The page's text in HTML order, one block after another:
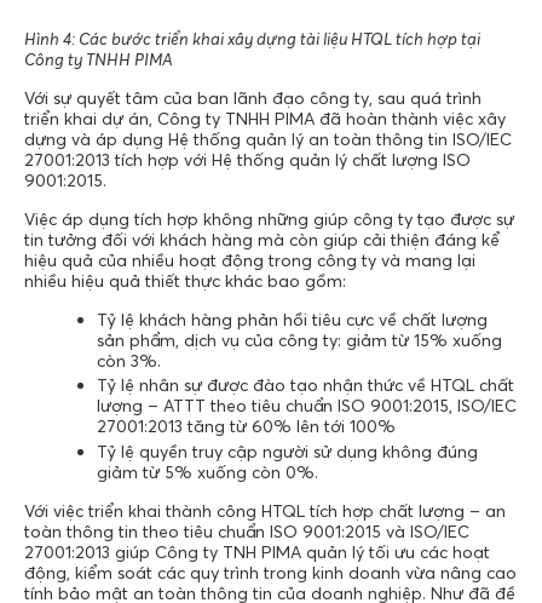
Hình 4: Các bước triển khai xây dựng tài liệu HTQL tích hợp tại
Công ty TNHH PIMA
Với sự quyết tâm của ban lãnh đạo công ty, sau quá trình
triển khai dự án, Công ty TNHH PIMA đã hoàn thành việc xây
dựng và áp dụng Hệ thống quản lý an toàn thông tin ISO/IEC
27001:2013 tích hợp với Hệ thống quản lý chất lượng ISO
9001:2015.
Việc áp dụng tích hợp không những giúp công ty tạo được sự
tin tưởng đối với khách hàng mà còn giúp cải thiện đáng kể
hiệu quả của nhiều hoạt động trong công ty và mang lại
nhiều hiệu quả thiết thực khác bao gồm:
Tỷ lệ khách hàng phản hồi tiêu cực về chất lượng
sản phẩm, dịch vụ của công ty: giảm từ 15% xuống
còn 3%.
Tỷ lệ nhân sự được đào tạo nhận thức về HTQL chất
lượng – ATTT theo tiêu chuẩn ISO 9001:2015, ISO/IEC
27001:2013 tăng từ 60% lên tới 100%
Tỷ lệ quyền truy cập người sử dụng không đúng
giảm từ 5% xuống còn 0%.
Với việc triển khai thành công HTQL tích hợp chất lượng – an
toàn thông tin theo tiêu chuẩn ISO 9001:2015 và ISO/IEC
27001:2013 giúp Công ty TNH PIMA quản lý tối ưu các hoạt
động, kiểm soát các quy trình trong kinh doanh vừa nâng cao
tính bảo mật an toàn thông tin của doanh nghiệp. Như đã đề